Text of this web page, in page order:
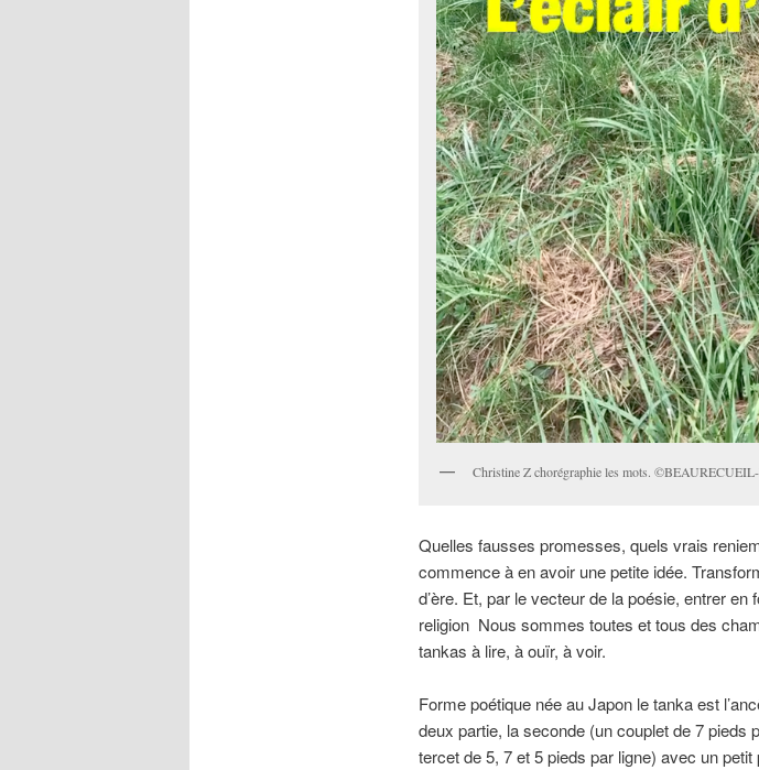
Christine Z chorégraphie les mots.
Quelles fausses promesses, quels vrais
commence à en avoir une petite idée.
d’ère. Et, par le vecteur de la poésie, entrer
religion Nous sommes toutes et tous des
tankas à lire, à ouïr, à voir.
Forme poétique née au Japon le tanka est
deux partie, la seconde (un couplet de 7 pieds
tercet de 5, 7 et 5 pieds par ligne) avec un petit